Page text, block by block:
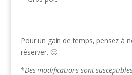
Pour un gain de temps, pensez à
réserver. 🙂
*Des modifications sont